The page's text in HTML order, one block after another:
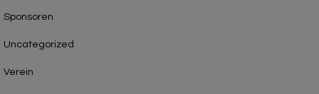
Sponsoren
Uncategorized
Verein